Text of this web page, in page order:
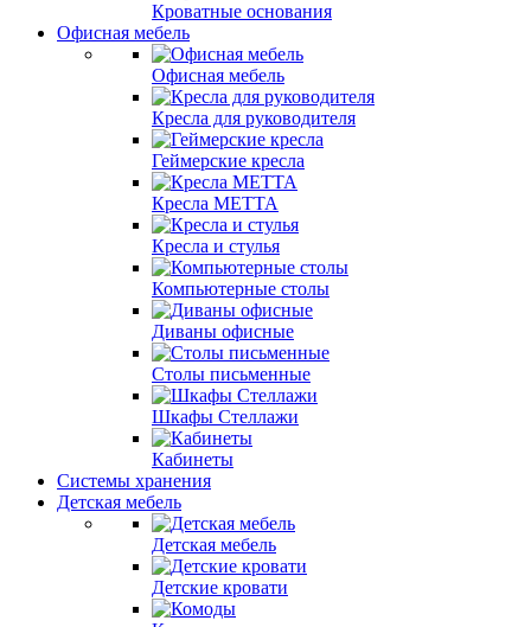
Кроватные основания
Офисная мебель
Офисная мебель
Кресла для руководителя
Геймерские кресла
Кресла МЕТТА
Кресла и стулья
Компьютерные столы
Диваны офисные
Столы письменные
Шкафы Стеллажи
Кабинеты
Системы хранения
Детская мебель
Детская мебель
Детские кровати